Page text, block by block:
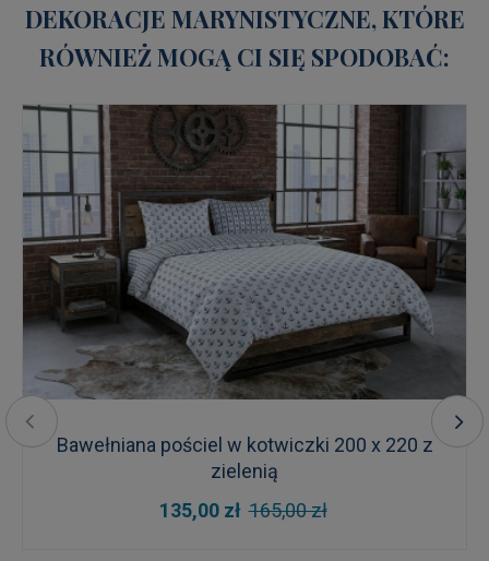
DEKORACJE MARYNISTYCZNE, KTÓRE
RÓWNIEŻ MOGĄ CI SIĘ SPODOBAĆ:
Bawełniana pościel w kotwiczki 200 x 220 z
zielenią
135,00 zł 165,00 zł